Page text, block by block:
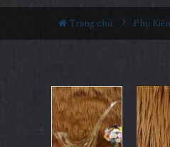
Trang chủ Phụ